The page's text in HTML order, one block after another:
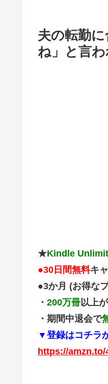
夫の転勤
ね」と言
★Kindle
●30日間無料キ
●3か月 (お得な
・ 200万冊以上
・期間中退会で
▼登録はコチラ
https://amzn.to/